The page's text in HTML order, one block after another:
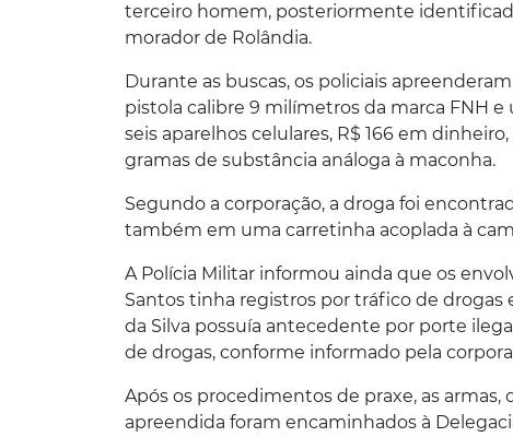
terceiro homem, posteriormente
morador de Rolândia.
Durante as buscas, os policiais
pistola calibre 9 milímetros da marca FNH
seis aparelhos celulares, R$ 166 em
gramas de substância análoga à maconha.
Segundo a corporação, a droga foi
também em uma carretinha acoplada à
A Polícia Militar informou ainda que os
Santos tinha registros por tráfico de drogas
da Silva possuía antecedente por porte
de drogas, conforme informado pela
Após os procedimentos de praxe, as armas,
apreendida foram encaminhados à